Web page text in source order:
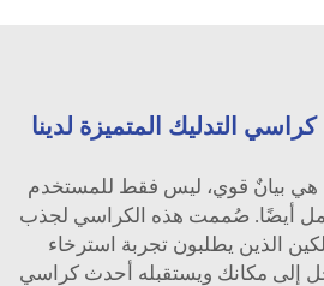
التدليك المتميزة لدينا
هي بيانٌ قوي، ليس فقط للمستخدم
أيضًا. صُممت هذه الكراسي لجذب
الذين يطلبون تجربة استرخاء
إلى مكانك ويستقبله أحدث كراسي